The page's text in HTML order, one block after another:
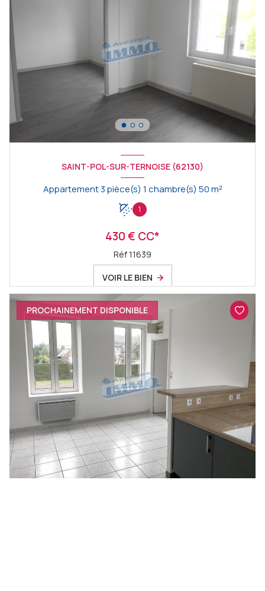
SAINT-POL-SUR-TERNOISE (62130)
Appartement 3 pièce(s) 1 chambre(s) 50 m²
1
430 € CC*
Réf 11639
VOIR LE BIEN
PROCHAINEMENT DISPONIBLE